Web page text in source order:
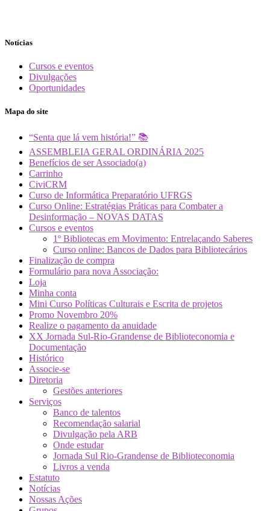
Notícias
Cursos e eventos
Divulgações
Oportunidades
Mapa do site
“Senta que lá vem história!” 📚
ASSEMBLEIA GERAL ORDINÁRIA 2025
Benefícios de ser Associado(a)
Carrinho
CiviCRM
Curso de Informática Preparatório UFRGS
Curso Online: Estratégias Práticas para Combater a
Desinformação – NOVAS DATAS
Cursos e eventos
1º Bibliotecas em Movimento: Entrelaçando Saberes
Curso online: Bancos de Dados para Bibliotecários
Finalização de compra
Formulário para nova Associação:
Loja
Minha conta
Mini Curso Políticas Culturais e Escrita de projetos
Promo Novembro 20%
Realize o pagamento da anuidade
XX Jornada Sul-Rio-Grandense de Biblioteconomia e
Documentação
Histórico
Associe-se
Diretoria
Gestões anteriores
Serviços
Banco de talentos
Recomendação salarial
Divulgação pela ARB
Onde estudar
Jornada Sul Rio-Grandense de Biblioteconomia
Livros a venda
Estatuto
Notícias
Nossas Ações